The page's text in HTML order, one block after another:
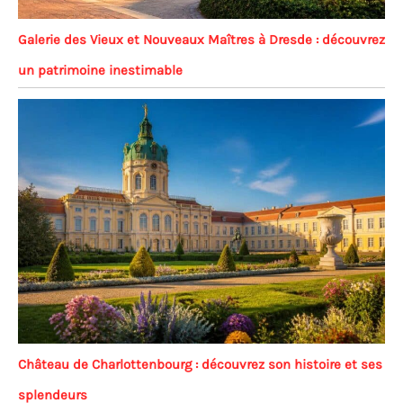
Galerie des Vieux et Nouveaux Maîtres à Dresde : découvrez
un patrimoine inestimable
Château de Charlottenbourg : découvrez son histoire et ses
splendeurs